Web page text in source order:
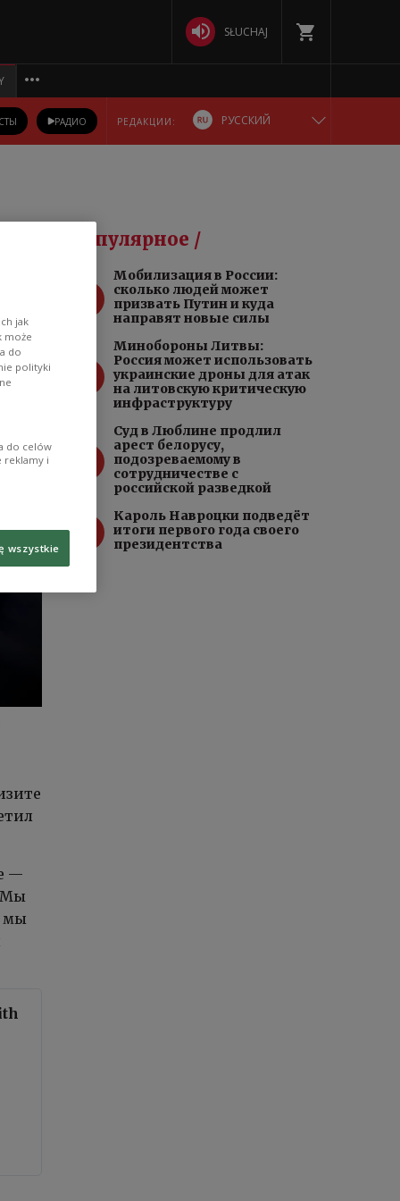
SŁUCHAJ
РАДИО РЕДАКЦИИ: РУССКИЙ
БЕЛАРУСКАЯ
УКРАЇНСЬКА
—
мы
Популярное /
Мобилизация в России:
сколько людей может
призвать Путин и куда
направят новые силы
Минобороны Литвы:
Россия может использовать
украинские дроны для атак
на литовскую критическую
инфраструктуру
Суд в Люблине продлил
арест белорусу,
подозреваемому в
сотрудничестве с
российской разведкой
Кароль Навроцки подведёт
итоги первого года своего
президентства
jak
może
do
polityki
do celów
reklamy i
wszystkie